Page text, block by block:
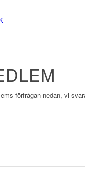
förfrågan nedan, vi